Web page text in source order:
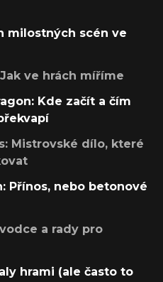
milostných scén ve
ve hrách míříme
Kde začít a čím
Mistrovské dílo, které
Přínos, nebo betonové
a rady pro
hrami (ale často to